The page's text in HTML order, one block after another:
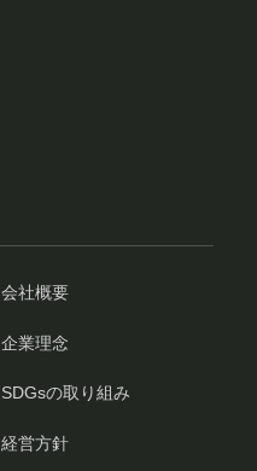
会社概要
企業理念
SDGsの取り組み
経営方針